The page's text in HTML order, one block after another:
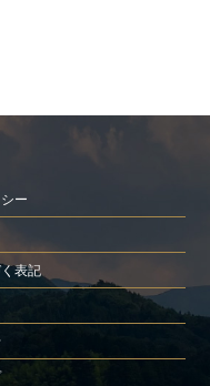
ー
表記